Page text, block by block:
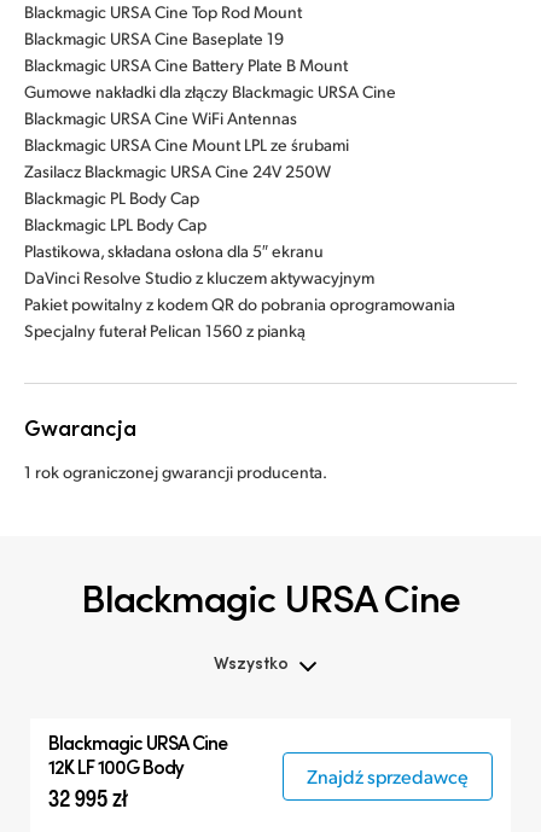
Blackmagic URSA Cine Top Rod Mount
Blackmagic URSA Cine Baseplate 19
Blackmagic URSA Cine Battery Plate B Mount
Gumowe nakładki dla złączy Blackmagic URSA Cine
Blackmagic URSA Cine WiFi Antennas
Blackmagic URSA Cine Mount LPL ze śrubami
Zasilacz Blackmagic URSA Cine 24V 250W
Blackmagic PL Body Cap
Blackmagic LPL Body Cap
Plastikowa, składana osłona dla 5″ ekranu
DaVinci Resolve Studio z kluczem aktywacyjnym
Pakiet powitalny z kodem QR do pobrania oprogramowania
Specjalny futerał Pelican 1560 z pianką
Gwarancja
1 rok ograniczonej gwarancji producenta.
Blackmagic URSA Cine
Wszystko
Blackmagic URSA Cine
Akcesoria
BlackmagicURSA Cine
12K LF 100G Body
32 995 zł
Znajdź sprzedawcę